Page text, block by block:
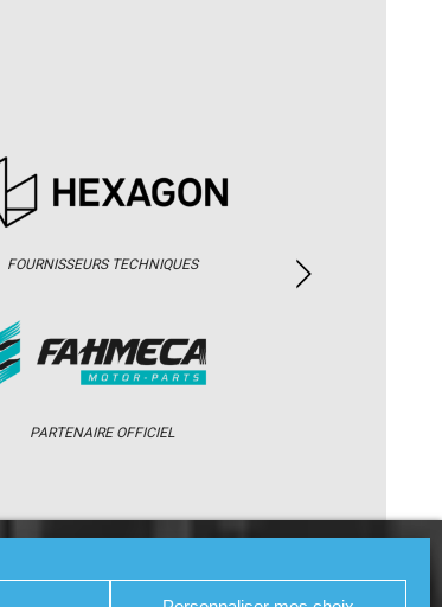
FOURNISSEURS TECHNIQUES
PARTENAIRE OFFICIEL
PARTENAIRES PRESSE